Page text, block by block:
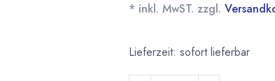
* inkl. MwST. zzgl.
Lieferzeit: sofort lieferbar